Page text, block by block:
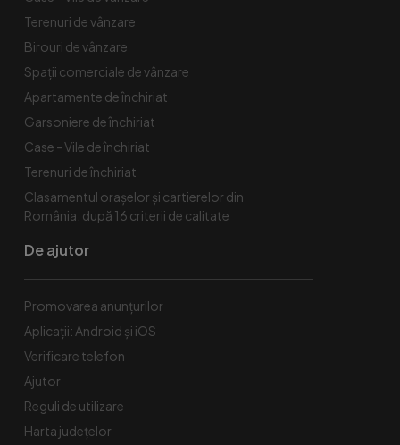
Terenuri de vânzare
Birouri de vânzare
Spaţii comerciale de vânzare
Apartamente de închiriat
Garsoniere de închiriat
Case - Vile de închiriat
Terenuri de închiriat
Clasamentul orașelor și cartierelor din
România, după 16 criterii de calitate
De ajutor
Promovarea anunțurilor
Aplicații: Android și iOS
Verificare telefon
Ajutor
Reguli de utilizare
Harta județelor